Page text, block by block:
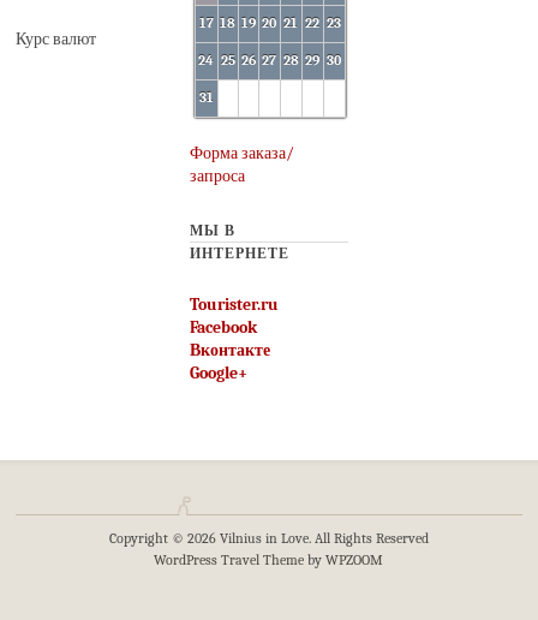
Курс валют
17 18 19 20 21 22 23
24 25 26 27 28 29 30
31
Форма заказа/
запроса
МЫ В
ИНТЕРНЕТЕ
Tourister.ru
Facebook
Вконтакте
Google+
Copyright © 2026 Vilnius in Love. All Rights Reserved
WordPress Travel Theme byWPZOOM